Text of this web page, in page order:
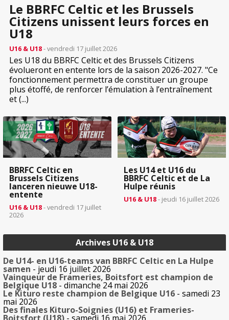
Le BBRFC Celtic et les Brussels
Citizens unissent leurs forces en
U18
U16 & U18- vendredi 17 juillet 2026
Les U18 du BBRFC Celtic et des Brussels Citizens
évolueront en entente lors de la saison 2026-2027. "Ce
fonctionnement permettra de constituer un groupe
plus étoffé, de renforcer l’émulation à l’entraînement
et (...)
BBRFC Celtic en
Brussels Citizens
lanceren nieuwe U18-
entente
U16 & U18- vendredi 17 juillet
2026
Les U14 et U16 du
BBRFC Celtic et de La
Hulpe réunis
U16 & U18- jeudi 16 juillet 2026
Archives U16 & U18
De U14- en U16-teams van BBRFC Celtic en La Hulpe
samen - jeudi 16 juillet 2026
Vainqueur de Frameries, Boitsfort est champion de
Belgique U18 - dimanche 24 mai 2026
Le Kituro reste champion de Belgique U16 - samedi 23
mai 2026
Des finales Kituro-Soignies (U16) et Frameries-